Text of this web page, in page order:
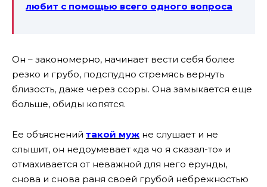
любит с помощью всего одного вопроса
Он – закономерно, начинает вести себя более
резко и грубо, подспудно стремясь вернуть
близость, даже через ссоры. Она замыкается еще
больше, обиды копятся.
Ее объяснений такой муж не слушает и не
слышит, он недоумевает «да чо я сказал-то» и
отмахивается от неважной для него ерунды,
снова и снова раня своей грубой небрежностью